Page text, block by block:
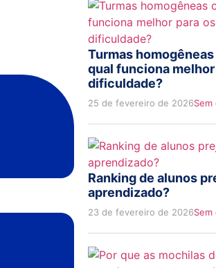
Turmas
qual funciona
dificuldade?
25 de fevereiro de 2026Sem
Ranking de alunos
aprendizado?
23 de fevereiro de 2026Sem